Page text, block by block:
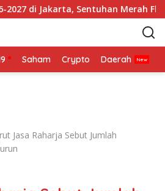
di Jakarta, Sentuhan Merah
Saham Crypto Daerah
Jasa Raharja Sebut Jumlah